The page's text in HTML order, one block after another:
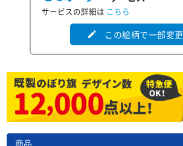
サービスの詳細は こちら
edit この絵柄で一部変更
商品